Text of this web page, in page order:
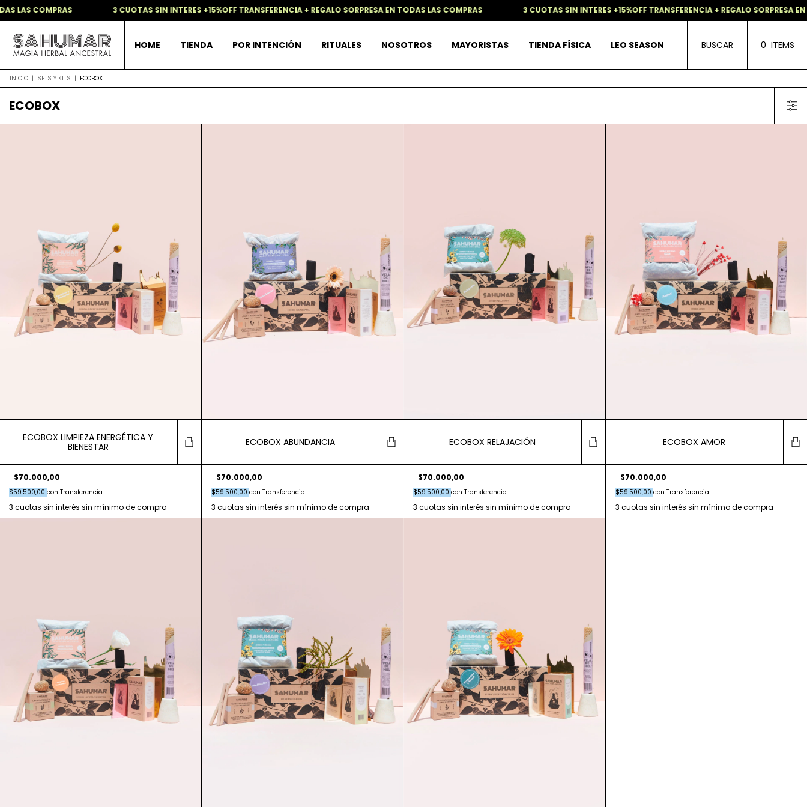
LAS COMPRAS 3 CUOTAS SIN INTERES +15%OFF TRANSFERENCIA + REGALO SORPRESA EN TODAS LAS COMPRAS 3 CUOTAS SIN INTERES +15%OFF TRANSFERENCIA + REGALO SORPRESA EN
HOME TIENDA POR INTENCIÓN RITUALES NOSOTROS MAYORISTAS TIENDA FÍSICA LEO SEASON BUSCAR 0 ITEMS
INICIO | SETS Y KITS | ECOBOX
ECOBOX
ECOBOX LIMPIEZA ENERGÉTICA Y
BIENESTAR
$70.000,00
$59.500,00 con Transferencia
ECOBOX ABUNDANCIA
$70.000,00
$59.500,00 con Transferencia
ECOBOX RELAJACIÓN
$70.000,00
$59.500,00 con Transferencia
ECOBOX AMOR
$70.000,00
$59.500,00 con Transferencia